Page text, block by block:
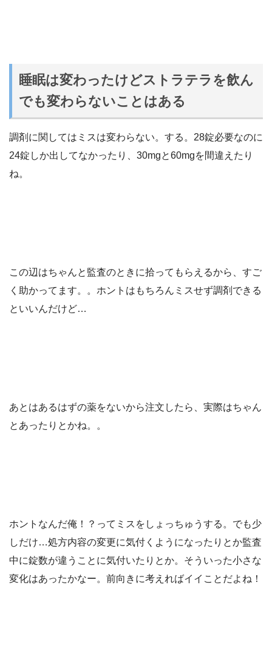
睡眠は変わったけどストラテラを飲ん
でも変わらないことはある
調剤に関してはミスは変わらない。する。28錠必要なのに
24錠しか出してなかったり、30mgと60mgを間違えたり
ね。
この辺はちゃんと監査のときに拾ってもらえるから、すご
く助かってます。。ホントはもちろんミスせず調剤できる
といいんだけど…
あとはあるはずの薬をないから注文したら、実際はちゃん
とあったりとかね。。
ホントなんだ俺！？ってミスをしょっちゅうする。でも少
しだけ…処方内容の変更に気付くようになったりとか監査
中に錠数が違うことに気付いたりとか。そういった小さな
変化はあったかなー。前向きに考えればイイことだよね！